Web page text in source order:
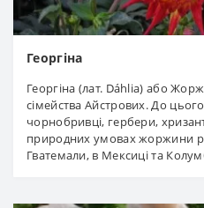
Георгіна
Георгіна (лат. Dáhlia) або
сімейства Айстрових. До
чорнобривці, гербери,
природних умовах жоржини
Гватемали, в Мексиці та